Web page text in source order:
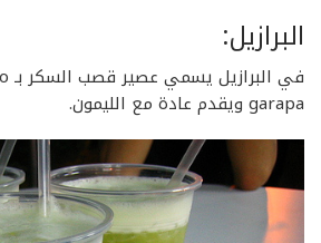
البرازيل:
garapa ويقدم عادة مع الليمون.